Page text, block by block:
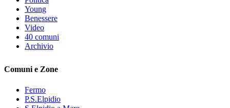
Young
Benessere
Video
40 comuni
Archivio
Comuni e Zone
Fermo
P.S.Elpidio